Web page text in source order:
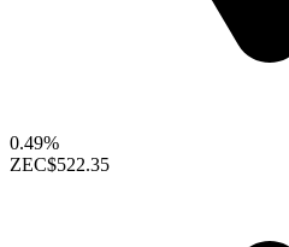
0.49%
ZEC$522.35